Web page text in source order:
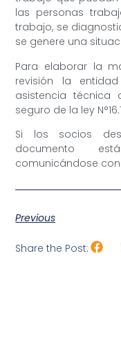
las personas
trabajo, se
se genere una
Para elaborar la
revisión la
asistencia técnica
seguro de la ley
Si los socios
documento
comunicándose con
Previous
Share the Post: